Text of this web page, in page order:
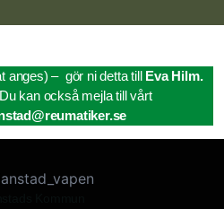
anges) – gör ni detta till Eva Hilm.
kan också mejla till vårt